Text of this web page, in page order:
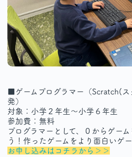
■ゲームプログラマー（Scratch(ス
発）
対象：小学２年生～小学６年生
参加費：無料
プログラマーとして、０からゲー
う！作ったゲームをより面白いゲ
お申し込みはコチラから＞＞